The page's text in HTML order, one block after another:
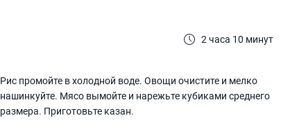
2 часа 10 минут
Рис промойте в холодной воде. Овощи очистите и мелко
нашинкуйте. Мясо вымойте и нарежьте кубиками среднего
размера. Приготовьте казан.